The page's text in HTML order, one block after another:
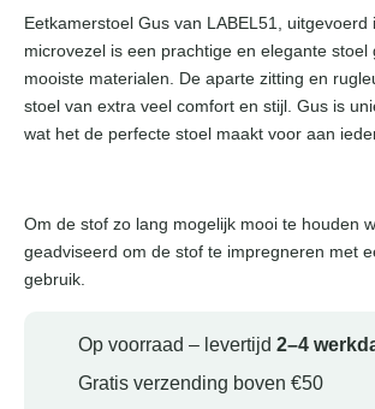
Eetkamerstoel Gus van LABEL51, uitgevoerd
microvezel is een prachtige en elegante stoel
mooiste materialen. De aparte zitting en
stoel van extra veel comfort en stijl. Gus is
wat het de perfecte stoel maakt voor aan
Om de stof zo lang mogelijk mooi te houden
geadviseerd om de stof te impregneren met
gebruik.
Op voorraad – levertijd 2–4
Gratis verzending boven €50